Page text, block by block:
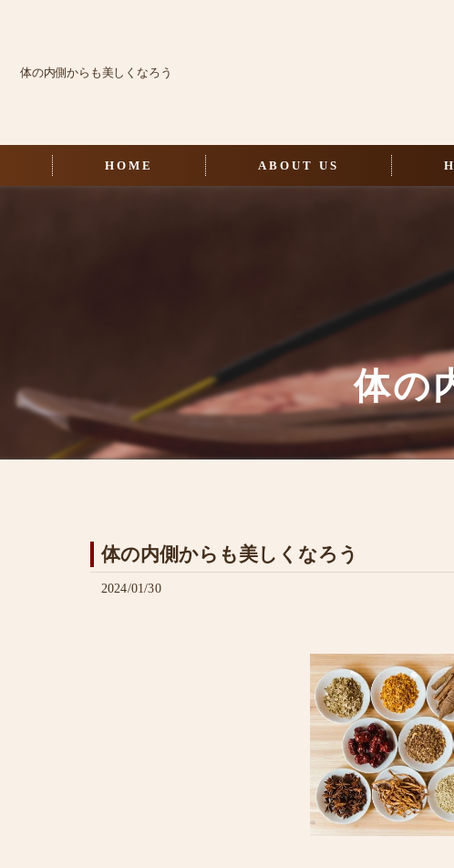
体の内側からも美しくなろう
HOME ABOUT US
体の
体の内側からも美しくなろう
2024/01/30